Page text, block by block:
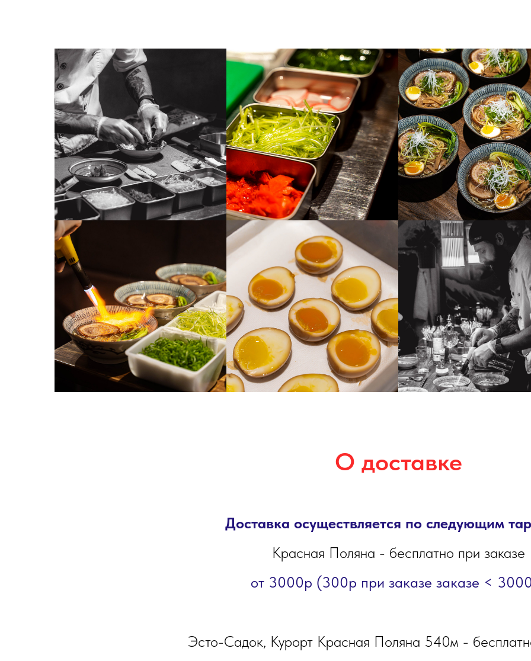
О доставке
Доставка осуществляется по следующим
Красная Поляна - бесплатно при заказе
от 3000р (300р при заказе заказе <
Эсто-Садок, Курорт Красная Поляна 540м -